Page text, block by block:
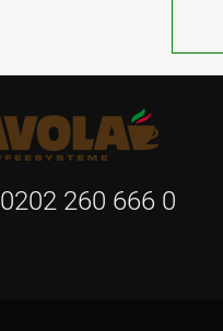
0202 260 666 0